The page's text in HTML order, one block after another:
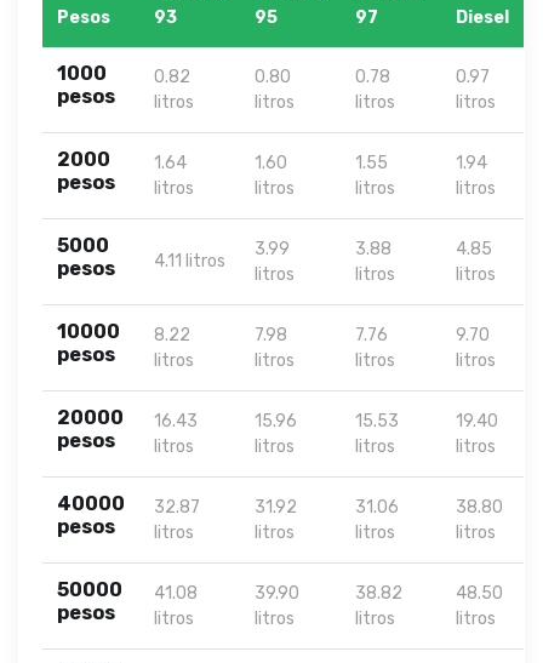
Pesos
93
95
97
Diesel
1000
pesos
0.82
litros
0.80
litros
0.78
litros
0.97
litros
2000
pesos
1.64
litros
1.60
litros
1.55
litros
1.94
litros
5000
pesos
4.11 litros
3.99
litros
3.88
litros
4.85
litros
10000
pesos
8.22
litros
7.98
litros
7.76
litros
9.70
litros
20000
pesos
16.43
litros
15.96
litros
15.53
litros
19.40
litros
40000
pesos
32.87
litros
31.92
litros
31.06
litros
38.80
litros
50000
pesos
41.08
litros
39.90
litros
38.82
litros
48.50
litros